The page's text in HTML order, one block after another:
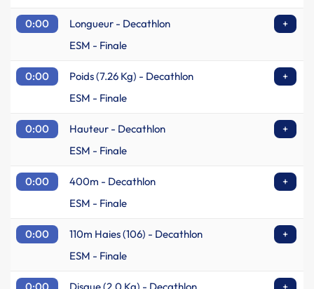
0:00 Longueur - Decathlon
+
ESM - Finale
0:00 Poids (7.26 Kg) - Decathlon
+
ESM - Finale
0:00 Hauteur - Decathlon
+
ESM - Finale
0:00 400m - Decathlon
+
ESM - Finale
0:00 110m Haies (106) - Decathlon
+
ESM - Finale